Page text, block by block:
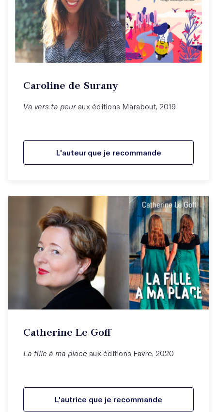
Caroline de Surany
Va vers ta peur aux éditions Marabout, 2019
L'auteur que je recommande
Catherine Le Goff
La fille à ma place aux éditions Favre, 2020
L'autrice que je recommande